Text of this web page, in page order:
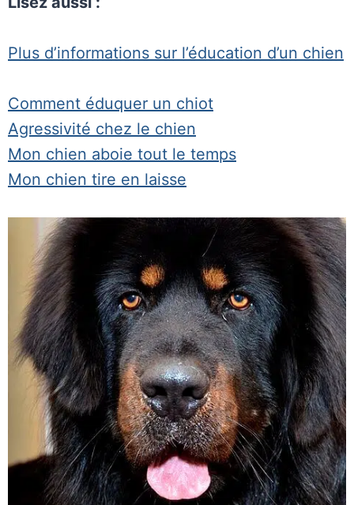
Plus d’informations sur l’éducation d’un chien
Comment éduquer un chiot
Agressivité chez le chien
Mon chien aboie tout le temps
Mon chien tire en laisse